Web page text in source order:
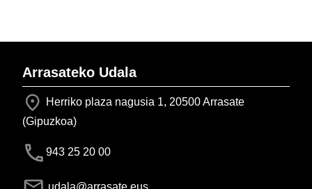
Arrasateko Udala
Herriko plaza nagusia 1, 20500 Arrasate
(Gipuzkoa)
943 25 20 00
udala@arrasate.eus